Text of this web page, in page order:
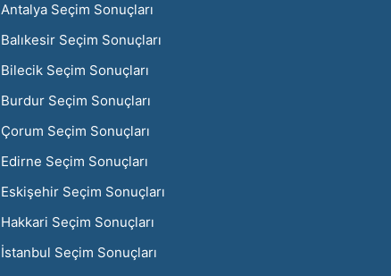
Antalya Seçim Sonuçları
Balıkesir Seçim Sonuçları
Bilecik Seçim Sonuçları
Burdur Seçim Sonuçları
Çorum Seçim Sonuçları
Edirne Seçim Sonuçları
Eskişehir Seçim Sonuçları
Hakkari Seçim Sonuçları
İstanbul Seçim Sonuçları